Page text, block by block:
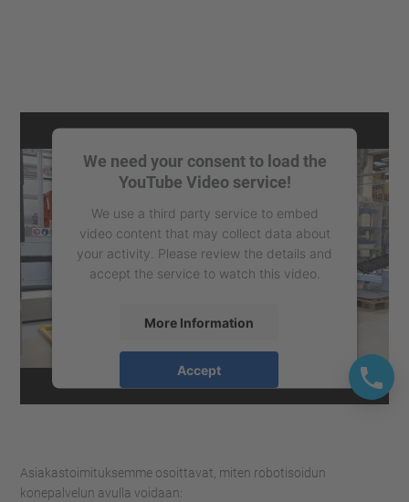
We need your consent to load the
YouTube Video service!
We use a third party service to embed
video content that may collect data about
your activity. Please review the details and
accept the service to watch this video.
More Information
Accept
powered byUsercentrics Consent
Asiakastoimituksemme osoittavat, miten robotisoidun
konepalvelun avulla voidaan: